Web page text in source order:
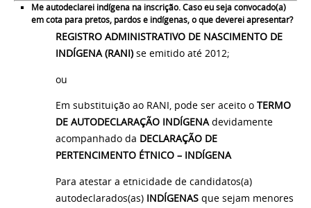
Me autodeclarei indígena na inscrição. Caso eu seja convocado(a)
em cota para pretos, pardos e indígenas, o que deverei apresentar?
REGISTRO ADMINISTRATIVO DE NASCIMENTO DE
INDÍGENA (RANI)se emitido até 2012;
ou
Em substituição ao RANI, pode ser aceito o TERMO
DE AUTODECLARAÇÃO INDÍGENAdevidamente
acompanhado da DECLARAÇÃO DE
PERTENCIMENTO ÉTNICO – INDÍGENA
Para atestar a etnicidade de candidatos(a)
autodeclarados(as) INDÍGENAS que sejam menores